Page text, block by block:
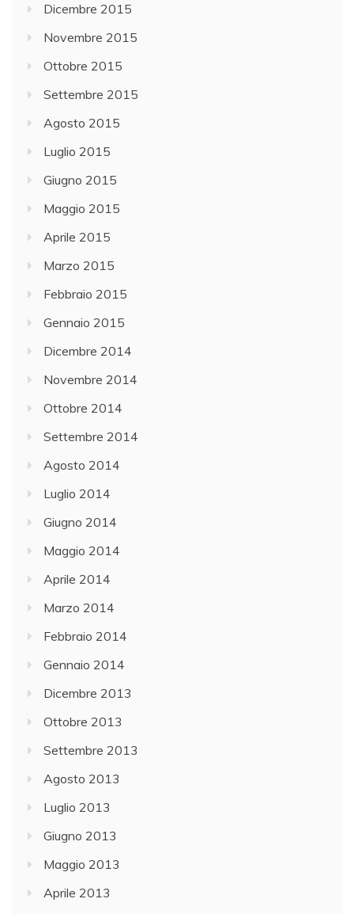
Dicembre 2015
Novembre 2015
Ottobre 2015
Settembre 2015
Agosto 2015
Luglio 2015
Giugno 2015
Maggio 2015
Aprile 2015
Marzo 2015
Febbraio 2015
Gennaio 2015
Dicembre 2014
Novembre 2014
Ottobre 2014
Settembre 2014
Agosto 2014
Luglio 2014
Giugno 2014
Maggio 2014
Aprile 2014
Marzo 2014
Febbraio 2014
Gennaio 2014
Dicembre 2013
Ottobre 2013
Settembre 2013
Agosto 2013
Luglio 2013
Giugno 2013
Maggio 2013
Aprile 2013